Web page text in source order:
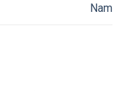
Nam